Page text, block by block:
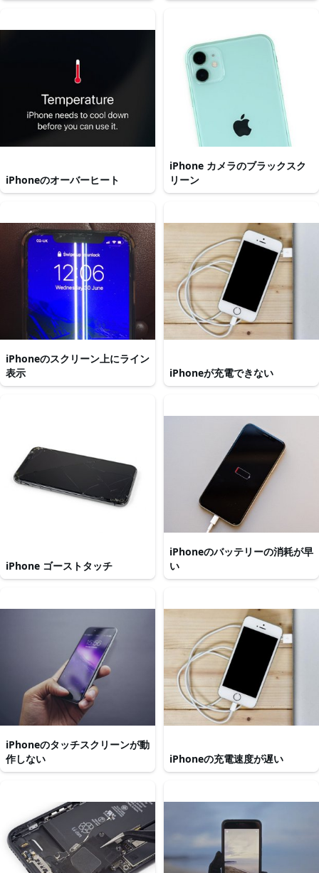
iPhoneのオーバーヒート
iPhone カメラのブラックスク
リーン
iPhoneのスクリーン上にライン
表示
iPhoneが充電できない
iPhone ゴーストタッチ
iPhoneのバッテリーの消耗が早
い
iPhoneのタッチスクリーンが動
作しない
iPhoneの充電速度が遅い